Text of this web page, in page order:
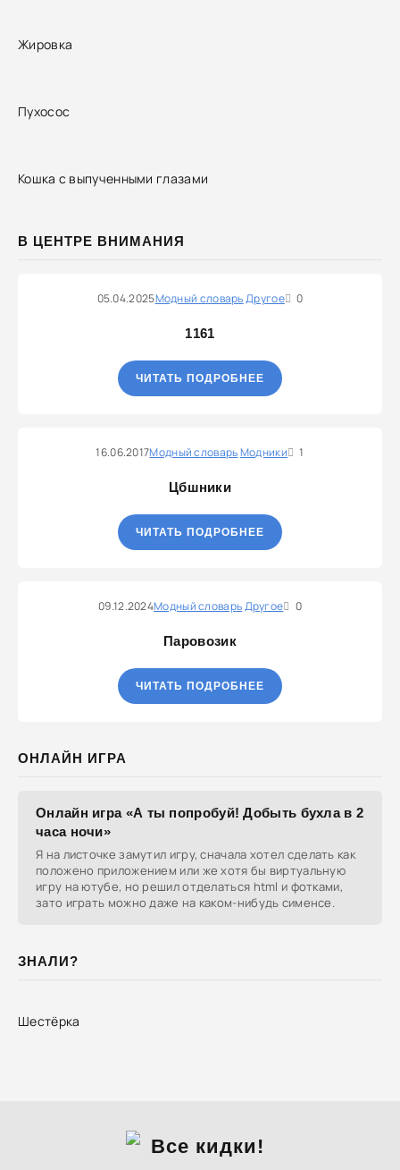
Жировка
Пухосос
Кошка с выпученными глазами
В ЦЕНТРЕ ВНИМАНИЯ
05.04.2025Модный словарьДругое 0
1161
ЧИТАТЬ ПОДРОБНЕЕ
16.06.2017Модный словарьМодники 1
Цбшники
ЧИТАТЬ ПОДРОБНЕЕ
09.12.2024Модный словарьДругое 0
Паровозик
ЧИТАТЬ ПОДРОБНЕЕ
ОНЛАЙН ИГРА
Онлайн игра «А ты попробуй! Добыть бухла в 2
часа ночи»
Я на листочке замутил игру, сначала хотел сделать как
положено приложением или же хотя бы виртуальную
игру на ютубе, но решил отделаться html и фотками,
зато играть можно даже на каком-нибудь сименсе.
ЗНАЛИ?
Шестёрка